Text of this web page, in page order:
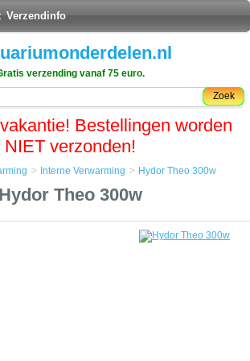
Verzendinfo
verzending vanaf 75 euro.
Zoek
Bestellingen worden
NIET verzonden!
> Interne Verwarming > Hydor Theo 300w
Hydor Theo 300w